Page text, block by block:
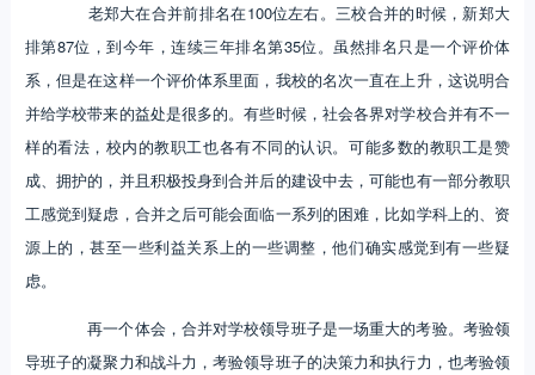
老郑大在合并前排名在100位左右。三校合并的时候，新郑大
排第87位，到今年，连续三年排名第35位。虽然排名只是一个评价体
系，但是在这样一个评价体系里面，我校的名次一直在上升，这说明合
并给学校带来的益处是很多的。有些时候，社会各界对学校合并有不一
样的看法，校内的教职工也各有不同的认识。可能多数的教职工是赞
成、拥护的，并且积极投身到合并后的建设中去，可能也有一部分教职
工感觉到疑虑，合并之后可能会面临一系列的困难，比如学科上的、资
源上的，甚至一些利益关系上的一些调整，他们确实感觉到有一些疑
虑。
再一个体会，合并对学校领导班子是一场重大的考验。考验领
导班子的凝聚力和战斗力，考验领导班子的决策力和执行力，也考验领